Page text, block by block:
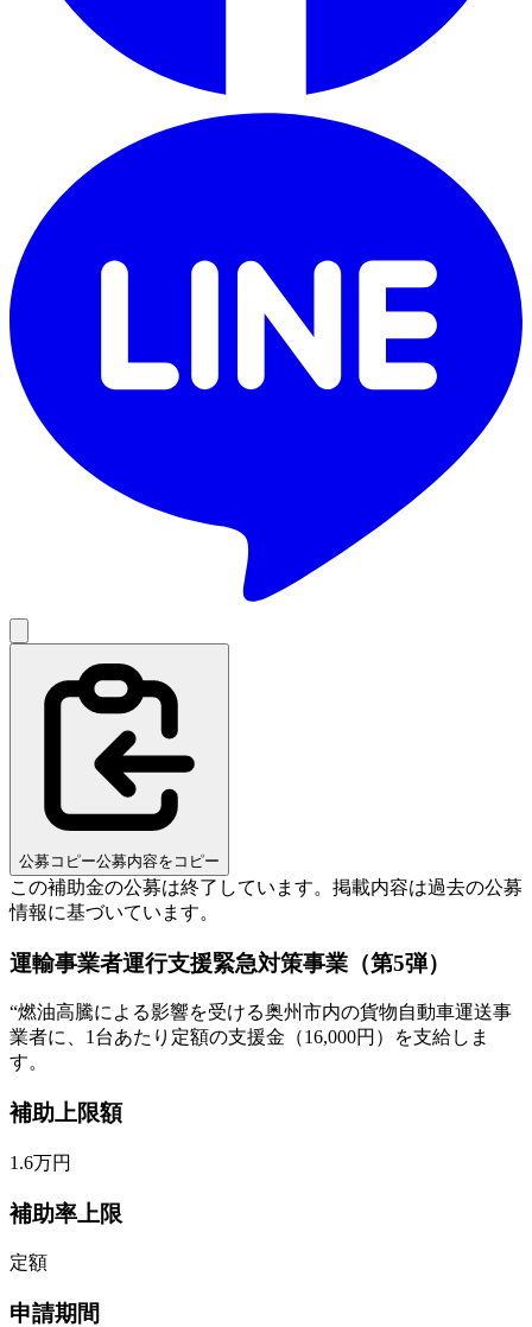
公募コピー公募内容をコピー
この補助金の公募は終了しています。 掲載内容は過去の公募
情報に基づいています。
運輸事業者運行支援緊急対策事業（第5弾）
“燃油高騰による影響を受ける奥州市内の貨物自動車運送事
業者に、1台あたり定額の支援金（16,000円）を支給しま
す。
補助上限額
1.6万円
補助率上限
定額
申請期間